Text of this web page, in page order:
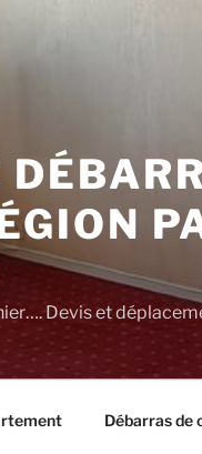
Devis et
Débarras de